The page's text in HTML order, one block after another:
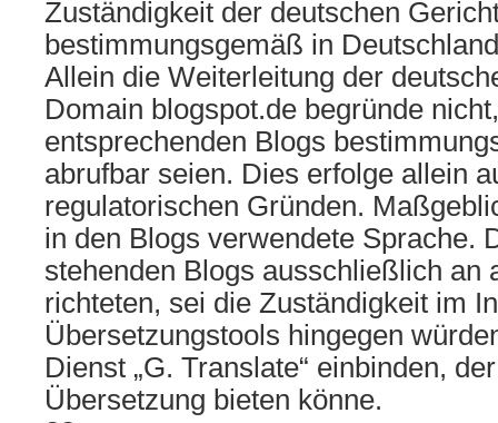
Zuständigkeit der deutschen
bestimmungsgemäß in
Allein die Weiterleitung der
Domain blogspot.de begründe
entsprechenden Blogs
abrufbar seien. Dies erfolge allein
regulatorischen Gründen.
in den Blogs verwendete Sprache.
stehenden Blogs ausschließlich an
richteten, sei die Zuständigkeit im
Übersetzungstools hingegen
Dienst „G. Translate“ einbinden,
Übersetzung bieten könne.